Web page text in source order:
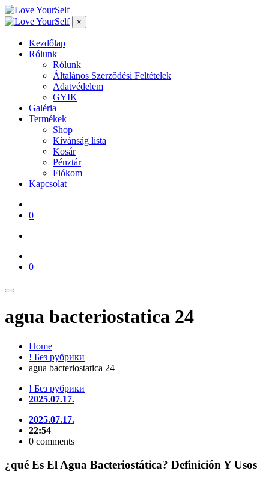
×
Kezdőlap
Rólunk
Rólunk
Általános Szerződési Feltételek
Adatvédelem
GYIK
Galéria
Termékek
Shop
Kívánság lista
Kosár
Pénztár
Fiókom
Kapcsolat
0
0
agua bacteriostatica 24
Home
! Без рубрики
agua bacteriostatica 24
! Без рубрики
2025.07.17.
2025.07.17.
22:54
0 comments
¿qué Es El Agua Bacteriostática? Definición Y Usos